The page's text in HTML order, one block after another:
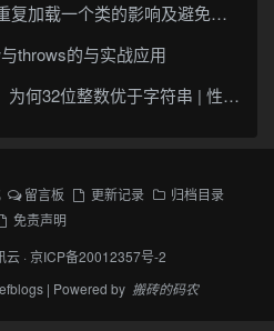
加载一个类的影响及避免方法
throws的与实战应用
32位整数优于字符串 | 性能分析
留言板 更新记录
归档目录
免责声明
云 ·京ICP备20012357号-2
| Powered by 搬砖的码农